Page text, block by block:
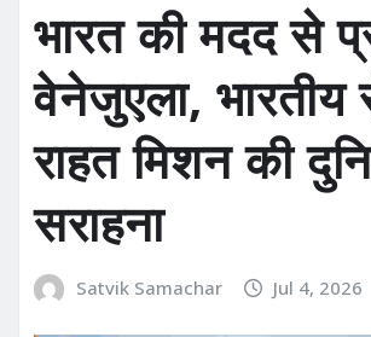
भारत की मदद से
वेनेजुएला, भारतीय
राहत मिशन की
सराहना
Satvik Samachar Jul 4, 2026